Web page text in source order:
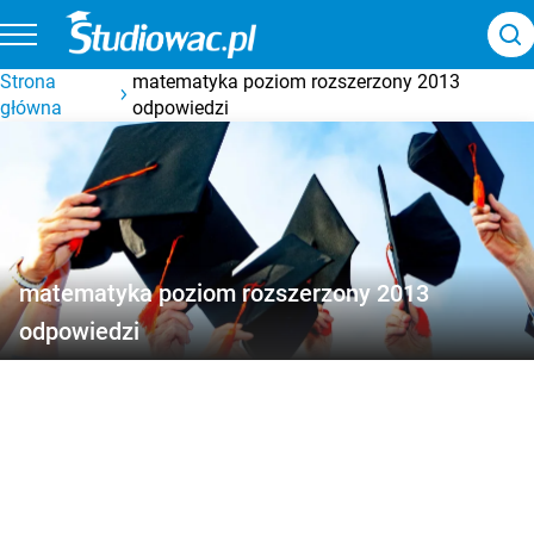
Strona
główna
matematyka poziom rozszerzony 2013
odpowiedzi
matematyka poziom rozszerzony 2013
odpowiedzi